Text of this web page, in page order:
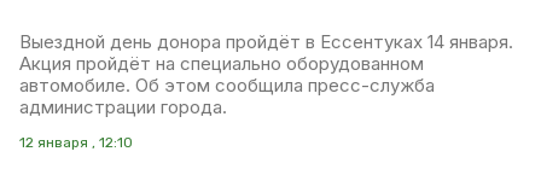
Выездной день донора пройдёт в Ессентуках 14 января.
Акция пройдёт на специально оборудованном
автомобиле. Об этом сообщила пресс-служба
администрации города.
12 января , 12:10